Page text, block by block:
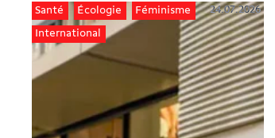
Santé Écologie
Féminisme
International
24.07.2026